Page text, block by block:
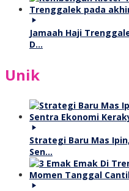
Jamaah Haji
D…
Unik
Strategi Baru Mas
Sen…